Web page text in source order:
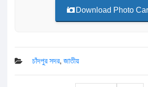
Download Photo
চাঁদপুর সদর, জাতীয়